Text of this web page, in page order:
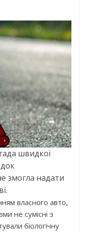
швидкої
змогла надати
власного авто,
не сумісні з
біологічну